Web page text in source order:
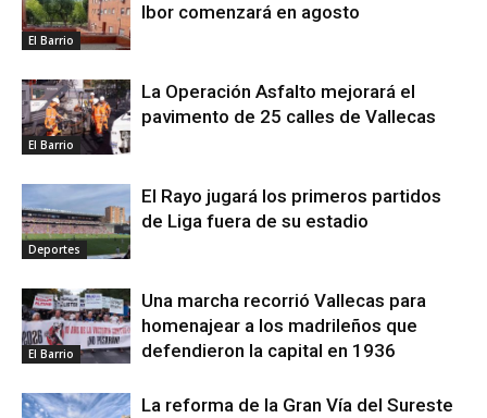
El Barrio
Ibor comenzará en agosto
El Barrio
La Operación Asfalto mejorará el
pavimento de 25 calles de Vallecas
Deportes
El Rayo jugará los primeros partidos
de Liga fuera de su estadio
El Barrio
Una marcha recorrió Vallecas para
homenajear a los madrileños que
defendieron la capital en 1936
La reforma de la Gran Vía del Sureste